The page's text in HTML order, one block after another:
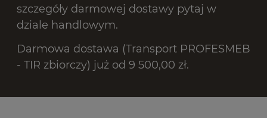
szczegóły darmowej dostawy pytaj w
dziale handlowym.
Darmowa dostawa (Transport PROFESMEB
- TIR zbiorczy) już od 9 500,00 zł.